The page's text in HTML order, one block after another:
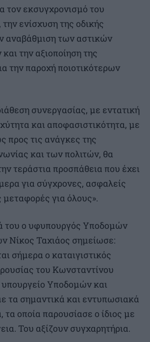
τον εκσυγχρονισμό του
ενίσχυση της οδικής
αναβάθμιση των αστικών
την αξιοποίηση της
την παροχή ποιοτικότερων
συνεργασίας, με εντατική
και αποφασιστικότητα, με
προς τις ανάγκες της
και των πολιτών, θα
τεράστια προσπάθεια που έχει
για σύγχρονες, ασφαλείς
μεταφορές για όλους».
του ο υφυπουργός Υποδομών
Νίκος Ταχιάος σημείωσε:
σήμερα ο καταιγιστικός
του Κωνσταντίνου
Υποδομών και
τα σημαντικά και εντυπωσιακά
οποία παρουσίασε ο ίδιος με
Του αξίζουν συγχαρητήρια.